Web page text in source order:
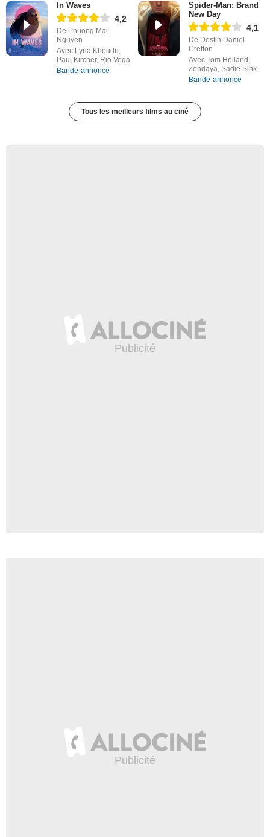
In Waves
4,2
De Phuong Mai
Nguyen
Avec Lyna Khoudri,
Paul Kircher, Rio Vega
Bande-annonce
Spider-Man: Brand
New Day
4,1
De Destin Daniel
Cretton
Avec Tom Holland,
Zendaya, Sadie Sink
Bande-annonce
Tous les meilleurs films au ciné